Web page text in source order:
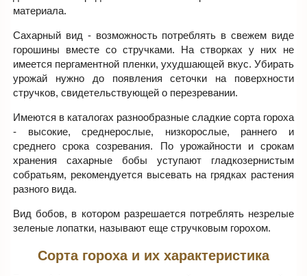
материала.
Сахарный вид - возможность потреблять в свежем виде
горошины вместе со стручками. На створках у них не
имеется пергаментной пленки, ухудшающей вкус. Убирать
урожай нужно до появления сеточки на поверхности
стручков, свидетельствующей о перезревании.
Имеются в каталогах разнообразные сладкие сорта гороха
- высокие, среднерослые, низкорослые, раннего и
среднего срока созревания. По урожайности и срокам
хранения сахарные бобы уступают гладкозернистым
собратьям, рекомендуется высевать на грядках растения
разного вида.
Вид бобов, в котором разрешается потреблять незрелые
зеленые лопатки, называют еще стручковым горохом.
Сорта гороха и их характеристика